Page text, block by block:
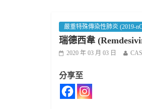
嚴重特殊傳染性肺炎 (2019-
瑞德西韋
2020 年 03 月 03 日
分享至